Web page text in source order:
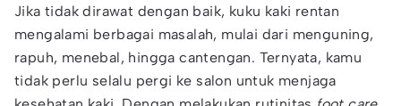
Jika tidak dirawat dengan baik, kuku kaki rentan
mengalami berbagai masalah, mulai dari menguning,
rapuh, menebal, hingga cantengan. Ternyata, kamu
tidak perlu selalu pergi ke salon untuk menjaga